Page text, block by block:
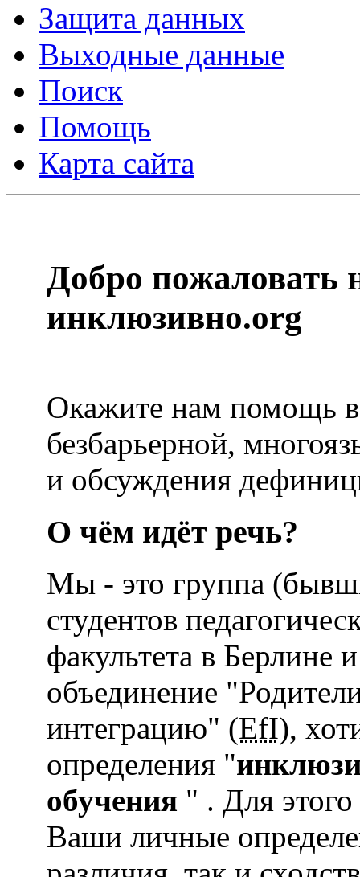
Защита данных
Выходные данные
Поиск
Помощь
Карта сайта
Добро пожаловать
инклюзивно.org
Окажите нам помощь
безбарьерной,
и обсуждения
О чём идёт речь?
Мы - это группа
студентов
факультета в Берлине и
объединение
интеграцию" (EfI),
определения "
обучения " . Для
Ваши личные